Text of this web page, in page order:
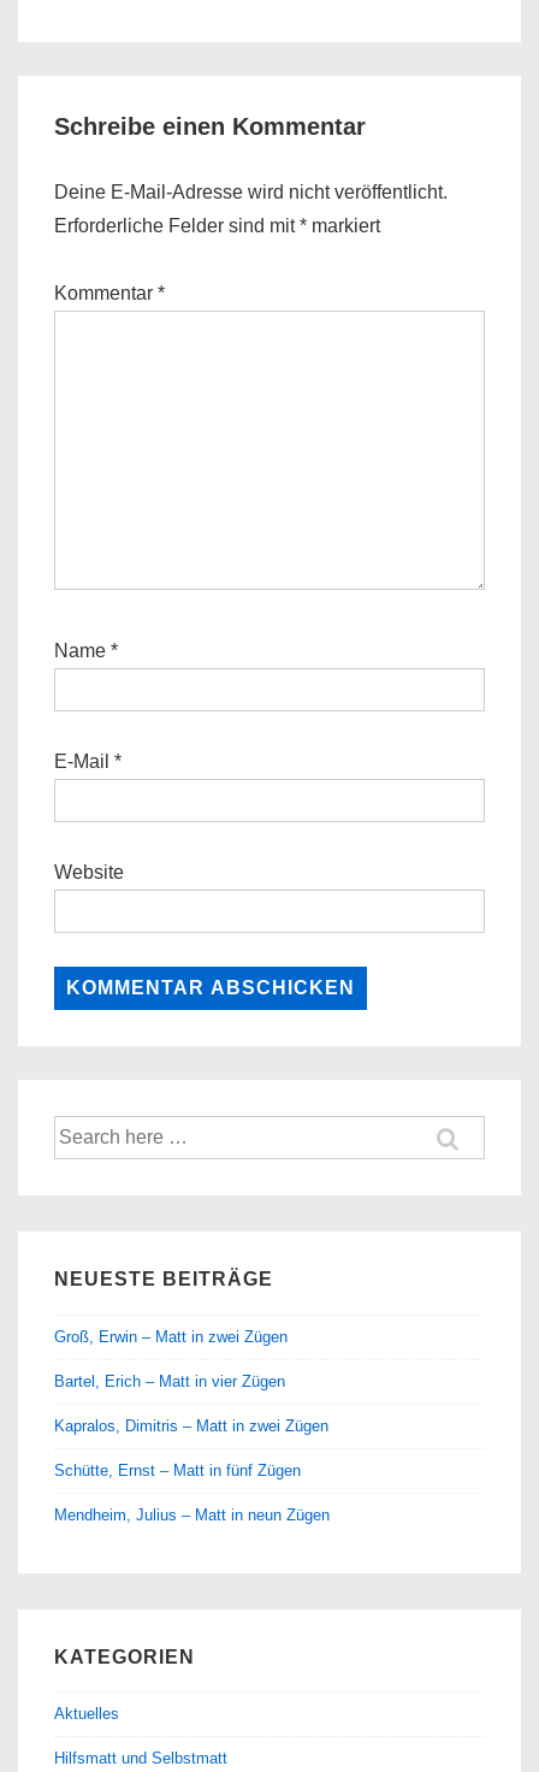
Schreibe einen Kommentar
Deine E-Mail-Adresse wird nicht veröffentlicht.
Erforderliche Felder sind mit* markiert
Kommentar *
Name *
E-Mail *
Website
Suche
nach:
NEUESTE BEITRÄGE
Groß, Erwin – Matt in zwei Zügen
Bartel, Erich – Matt in vier Zügen
Kapralos, Dimitris – Matt in zwei Zügen
Schütte, Ernst – Matt in fünf Zügen
Mendheim, Julius – Matt in neun Zügen
KATEGORIEN
Aktuelles
Hilfsmatt und Selbstmatt